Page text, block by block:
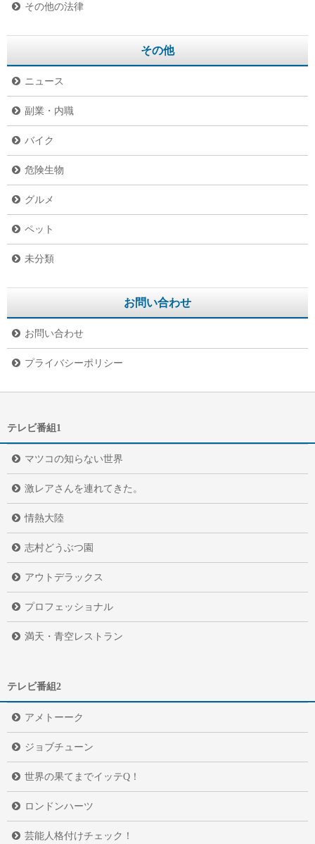
その他の法律
その他
ニュース
副業・内職
バイク
危険生物
グルメ
ペット
未分類
お問い合わせ
お問い合わせ
プライバシーポリシー
テレビ番組1
マツコの知らない世界
激レアさんを連れてきた。
情熱大陸
志村どうぶつ園
アウトデラックス
プロフェッショナル
満天・青空レストラン
テレビ番組2
アメトーーク
ジョブチューン
世界の果てまでイッテQ！
ロンドンハーツ
芸能人格付けチェック！